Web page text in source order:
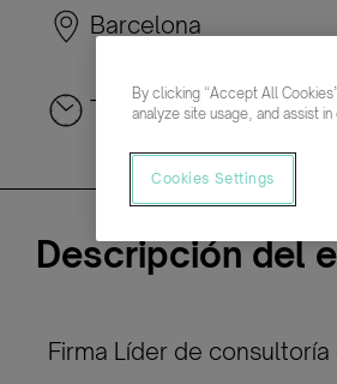
Barcelona
Tiempo completo
Descripción del
Firma Líder de
By clicking “Accept All
analyze site usage, and assist
Cookies Settings